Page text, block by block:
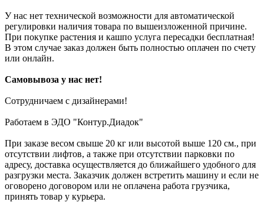
У нас нет технической возможности для автоматической
регулировки наличия товара по вышеизложенной причине.
При покупке растения и кашпо услуга пересадки бесплатная!
В этом случае заказ должен быть полностью оплачен по счету
или онлайн.
Самовывоза у нас нет!
Сотрудничаем с дизайнерами!
Работаем в ЭДО "Контур.Диадок"
При заказе весом свыше 20 кг или высотой выше 120 см., при
отсутствии лифтов, а также при отсутствии парковки по
адресу, доставка осуществляется до ближайшего удобного для
разгрузки места. Заказчик должен встретить машину и если не
оговорено договором или не оплачена работа грузчика,
принять товар у курьера.